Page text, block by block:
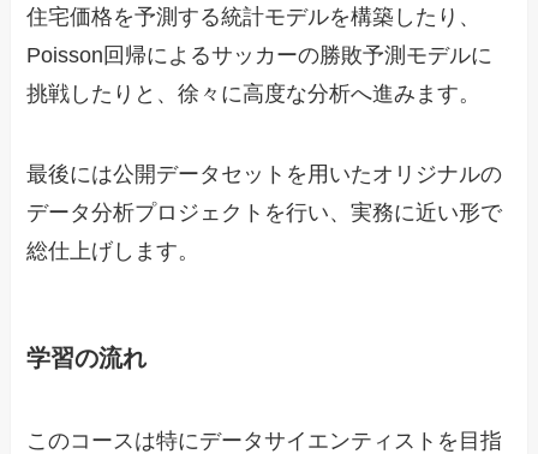
住宅価格を予測する統計モデルを構築したり、
Poisson回帰によるサッカーの勝敗予測モデルに
挑戦したりと、徐々に高度な分析へ進みます。
最後には公開データセットを用いたオリジナルの
データ分析プロジェクトを行い、実務に近い形で
総仕上げします。
学習の流れ
このコースは特にデータサイエンティストを目指